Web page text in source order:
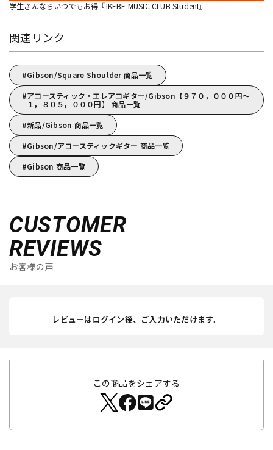
学生さんならいつでもお得『IKEBE MUSIC CLUB Student』
関連リンク
Gibson/Square Shoulder 商品一覧
アコースティック・エレアコギター/Gibson【９７０，０００円～
１，８０５，０００円】 商品一覧
新品/Gibson 商品一覧
Gibson/アコースティックギター 商品一覧
Gibson 商品一覧
CUSTOMER
REVIEWS
お客様の声
レビューはログイン後、ご入力いただけます。
この商品をシェアする